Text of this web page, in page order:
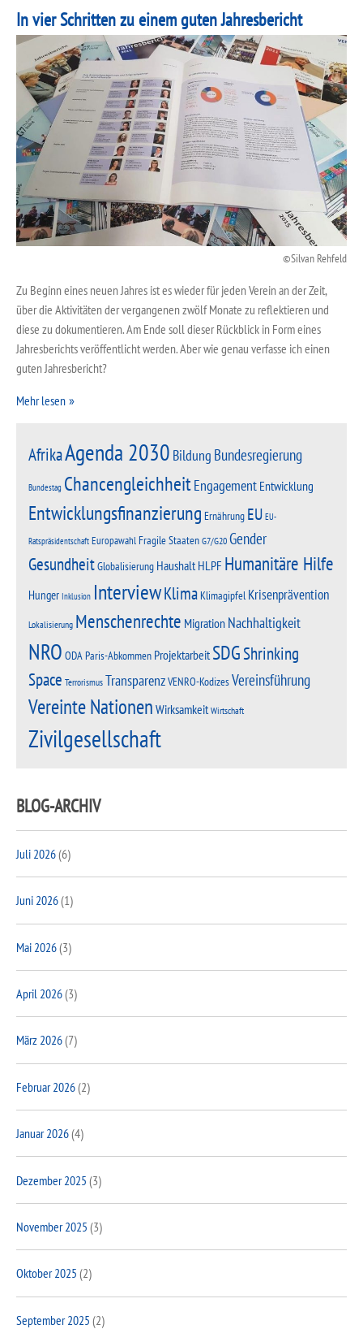
In vier Schritten zu einem guten Jahresbericht
Silvan Rehfeld
Zu Beginn eines neuen Jahres ist es wieder für jeden Verein an der Zeit,
über die Aktivitäten der vergangenen zwölf Monate zu reflektieren und
diese zu dokumentieren. Am Ende soll dieser Rückblick in Form eines
Jahresberichts veröffentlicht werden. Aber wie genau verfasse ich einen
guten Jahresbericht?
Mehr lesen
AfrikaAgenda 2030 Bildung Bundesregierung
Bundestag ChancengleichheitEngagement Entwicklung
Entwicklungsfinanzierung Ernährung EU EU-
Ratspräsidentschaft EuropawahlFragile StaatenG7/G20Gender
GesundheitGlobalisierung HaushaltHLPF Humanitäre Hilfe
Hunger Inklusion InterviewKlimaKlimagipfel Krisenprävention
Lokalisierung Menschenrechte Migration Nachhaltigkeit
NRO ODAParis-Abkommen ProjektarbeitSDGShrinking
Space TerrorismusTransparenzVENRO-KodizesVereinsführung
Vereinte Nationen Wirksamkeit Wirtschaft
Zivilgesellschaft
BLOG-ARCHIV
Juli 2026(6)
Juni 2026(1)
Mai 2026(3)
April 2026(3)
März 2026(7)
Februar 2026(2)
Januar 2026(4)
Dezember 2025 (3)
November 2025 (3)
Oktober 2025 (2)
September 2025 (2)